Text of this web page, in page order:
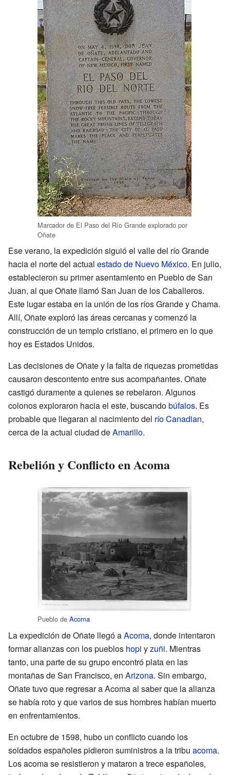
Marcador de El Paso del Río Grande explorado por
Oñate
Ese verano, la expedición siguió el valle del río Grande
hacia el norte del actual estado de Nuevo México. En julio,
establecieron su primer asentamiento en Pueblo de San
Juan, al que Oñate llamó San Juan de los Caballeros.
Este lugar estaba en la unión de los ríos Grande y Chama.
Allí, Oñate exploró las áreas cercanas y comenzó la
construcción de un templo cristiano, el primero en lo que
hoy es Estados Unidos.
Las decisiones de Oñate y la falta de riquezas prometidas
causaron descontento entre sus acompañantes. Oñate
castigó duramente a quienes se rebelaron. Algunos
colonos exploraron hacia el este, buscandobúfalos. Es
probable que llegaran al nacimiento del río Canadian,
cerca de la actual ciudad deAmarillo.
Rebelión y Conflicto en Acoma
Pueblo de Acoma
La expedición de Oñate llegó aAcoma, donde intentaron
formar alianzas con los pueblos hopi yzuñi. Mientras
tanto, una parte de su grupo encontró plata en las
montañas de San Francisco, en Arizona. Sin embargo,
Oñate tuvo que regresar a Acoma al saber que la alianza
se había roto y que varios de sus hombres habían muerto
en enfrentamientos.
En octubre de 1598, hubo un conflicto cuando los
soldados españoles pidieron suministros a la tribu acoma.
Los acoma se resistieron y mataron a trece españoles,